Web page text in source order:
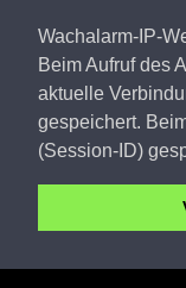
Wachalarm-IP-
Beim Aufruf des
aktuelle
gespeichert.
(Session-ID)
OSL